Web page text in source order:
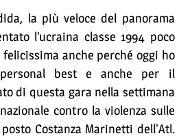
la più veloce del panorama
l’ucraina classe 1994 poco
felicissima anche perché oggi ho
best e anche per il
di questa gara nella settimana
contro la violenza sulle
Costanza Marinetti dell'Atl.